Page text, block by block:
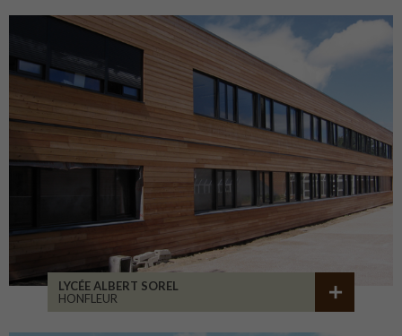
LYCÉE ALBERT SOREL
HONFLEUR